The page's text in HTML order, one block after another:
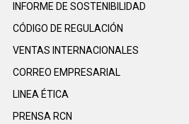
INFORME DE SOSTENIBILIDAD
CÓDIGO DE REGULACIÓN
VENTAS INTERNACIONALES
CORREO EMPRESARIAL
LINEA ÉTICA
PRENSA RCN